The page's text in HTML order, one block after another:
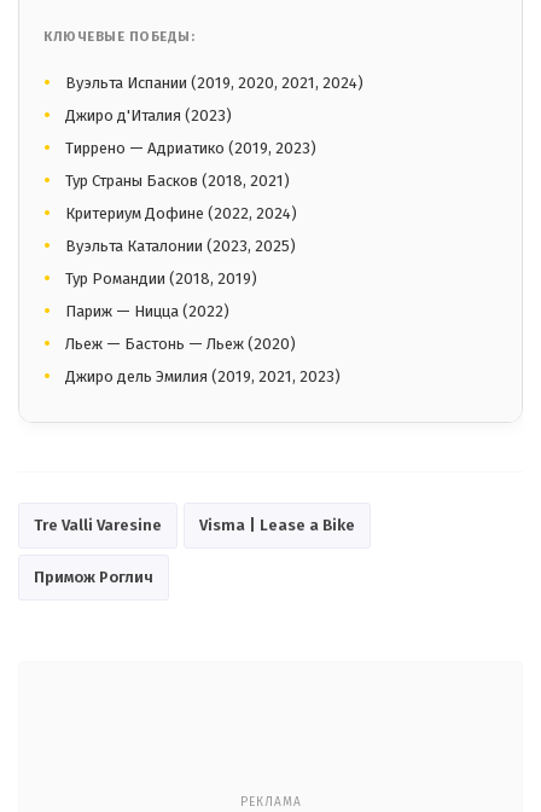
КЛЮЧЕВЫЕ ПОБЕДЫ:
Вуэльта Испании (2019, 2020, 2021, 2024)
Джиро д'Италия (2023)
Тиррено — Адриатико (2019, 2023)
Тур Страны Басков (2018, 2021)
Критериум Дофине (2022, 2024)
Вуэльта Каталонии (2023, 2025)
Тур Романдии (2018, 2019)
Париж — Ницца (2022)
Льеж — Бастонь — Льеж (2020)
Джиро дель Эмилия (2019, 2021, 2023)
Tre Valli Varesine Visma | Lease a Bike
Примож Роглич
РЕКЛАМА